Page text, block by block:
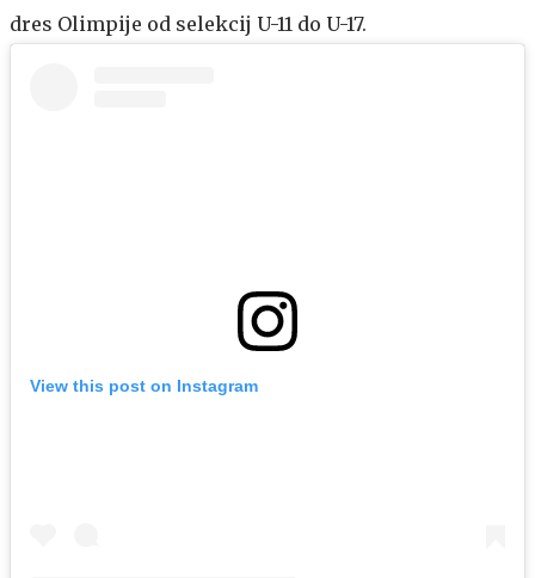
dres Olimpije od selekcij U-11 do U-17.
View this post on Instagram